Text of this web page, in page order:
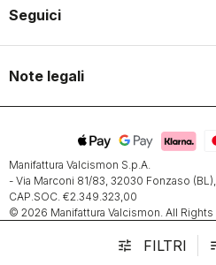
tune FILTRI
Seguici
Note legali
Manifattura Valcismon S.p.A.
- Via Marconi 81/83, 32030 Fonzaso
CAP.SOC. €2.349.323,00
© 2026 Manifattura Valcismon. All